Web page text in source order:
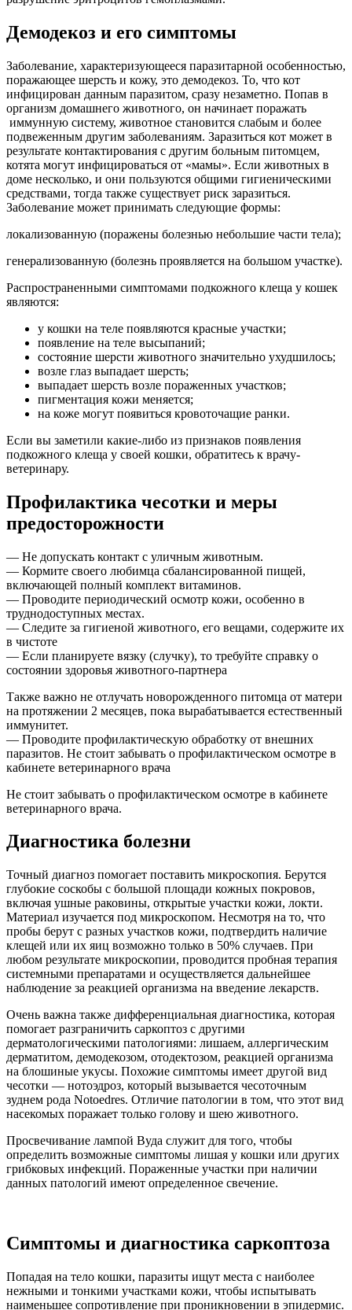
Демодекоз и его симптомы
Заболевание, характеризующееся паразитарной особенностью,
поражающее шерсть и кожу, это демодекоз. То, что кот
инфицирован данным паразитом, сразу незаметно. Попав в
организм домашнего животного, он начинает поражать
иммунную систему, животное становится слабым и более
подвеженным другим заболеваниям. Заразиться кот может в
результате контактирования с другим больным питомцем,
котята могут инфицироваться от «мамы». Если животных в
доме несколько, и они пользуются общими гигиеническими
средствами, тогда также существует риск заразиться.
Заболевание может принимать следующие формы:
локализованную (поражены болезнью небольшие части тела);
генерализованную (болезнь проявляется на большом участке).
Распространенными симптомами подкожного клеща у кошек
являются:
у кошки на теле появляются красные участки;
появление на теле высыпаний;
состояние шерсти животного значительно ухудшилось;
возле глаз выпадает шерсть;
выпадает шерсть возле пораженных участков;
пигментация кожи меняется;
на коже могут появиться кровоточащие ранки.
Если вы заметили какие-либо из признаков появления
подкожного клеща у своей кошки, обратитесь к врачу-
ветеринару.
Профилактика чесотки и меры
предосторожности
— Не допускать контакт с уличным животным.
— Кормите своего любимца сбалансированной пищей,
включающей полный комплект витаминов.
— Проводите периодический осмотр кожи, особенно в
труднодоступных местах.
— Следите за гигиеной животного, его вещами, содержите их
в чистоте
— Если планируете вязку (случку), то требуйте справку о
состоянии здоровья животного-партнера
Также важно не отлучать новорожденного питомца от матери
на протяжении 2 месяцев, пока вырабатывается естественный
иммунитет.
— Проводите профилактическую обработку от внешних
паразитов. Не стоит забывать о профилактическом осмотре в
кабинете ветеринарного врача
Не стоит забывать о профилактическом осмотре в кабинете
ветеринарного врача.
Диагностика болезни
Точный диагноз помогает поставить микроскопия. Берутся
глубокие соскобы с большой площади кожных покровов,
включая ушные раковины, открытые участки кожи, локти.
Материал изучается под микроскопом. Несмотря на то, что
пробы берут с разных участков кожи, подтвердить наличие
клещей или их яиц возможно только в 50% случаев. При
любом результате микроскопии, проводится пробная терапия
системными препаратами и осуществляется дальнейшее
наблюдение за реакцией организма на введение лекарств.
Очень важна также дифференциальная диагностика, которая
помогает разграничить саркоптоз с другими
дерматологическими патологиями: лишаем, аллергическим
дерматитом, демодекозом, отодектозом, реакцией организма
на блошиные укусы. Похожие симптомы имеет другой вид
чесотки — нотоэдроз, который вызывается чесоточным
зуднем рода Notoedres. Отличие патологии в том, что этот вид
насекомых поражает только голову и шею животного.
Просвечивание лампой Вуда служит для того, чтобы
определить возможные симптомы лишая у кошки или других
грибковых инфекций. Пораженные участки при наличии
данных патологий имеют определенное свечение.
Симптомы и диагностика саркоптоза
Попадая на тело кошки, паразиты ищут места с наиболее
нежными и тонкими участками кожи, чтобы испытывать
наименьшее сопротивление при проникновении в эпидермис.